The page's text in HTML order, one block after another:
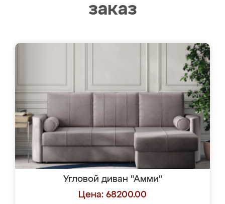
заказ
Угловой диван "Амми"
Цена: 68200.00